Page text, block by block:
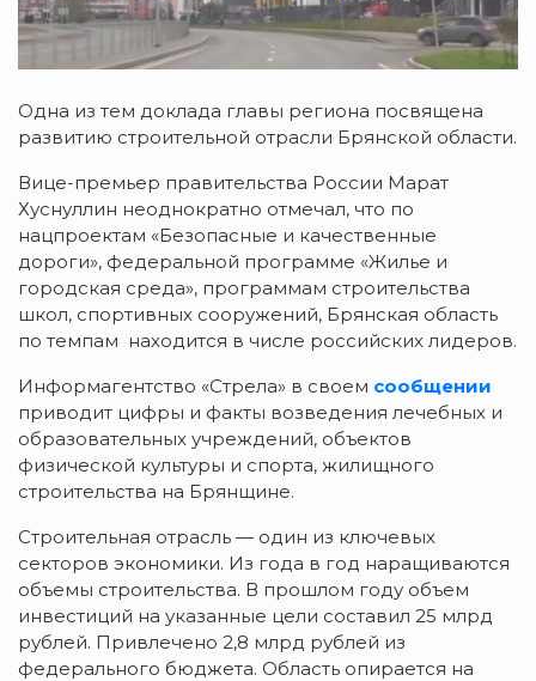
Одна из тем доклада главы региона посвящена
развитию строительной отрасли Брянской области.
Вице-премьер правительства России Марат
Хуснуллин неоднократно отмечал, что по
нацпроектам «Безопасные и качественные
дороги», федеральной программе «Жилье и
городская среда», программам строительства
школ, спортивных сооружений, Брянская область
по темпам находится в числе российских лидеров.
Информагентство «Стрела» в своем сообщении
приводит цифры и факты возведения лечебных и
образовательных учреждений, объектов
физической культуры и спорта, жилищного
строительства на Брянщине.
Строительная отрасль — один из ключевых
секторов экономики. Из года в год наращиваются
объемы строительства. В прошлом году объем
инвестиций на указанные цели составил 25 млрд
рублей. Привлечено 2,8 млрд рублей из
федерального бюджета. Область опирается на